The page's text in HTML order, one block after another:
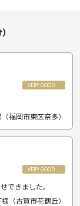
VERY GOOD
福岡市東区奈多）
VERY GOOD
できました。
様（古賀市花鶴丘）